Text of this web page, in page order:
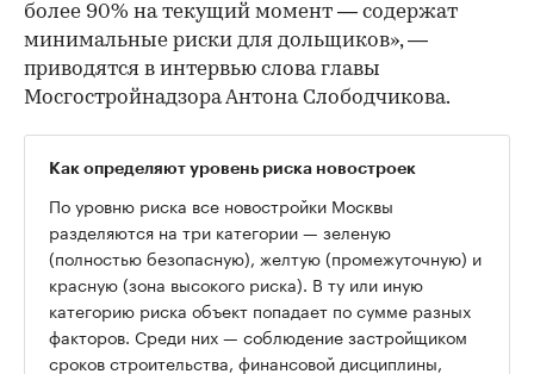
более 90% на текущий момент — содержат
минимальные риски для дольщиков», —
приводятся в интервью слова главы
Мосгостройнадзора Антона Слободчикова.
Как определяют уровень риска новостроек
По уровню риска все новостройки Москвы
разделяются на три категории — зеленую
(полностью безопасную), желтую (промежуточную) и
красную (зона высокого риска). В ту или иную
категорию риска объект попадает по сумме разных
факторов. Среди них — соблюдение застройщиком
сроков строительства, финансовой дисциплины,